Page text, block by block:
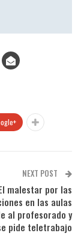
NEXT POST
malestar por las
en las aulas
al profesorado y
pide teletrabajo